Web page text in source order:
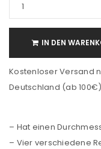
IN DEN
Kostenloser Versand
Deutschland (ab 100€)
– Hat einen
– Vier verschiedene